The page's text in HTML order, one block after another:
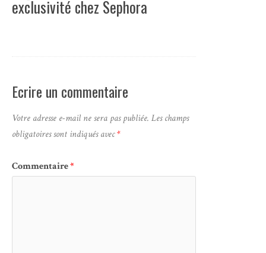
exclusivité chez Sephora
Ecrire un commentaire
Votre adresse e-mail ne sera pas publiée. Les champs
obligatoires sont indiqués avec*
Commentaire*